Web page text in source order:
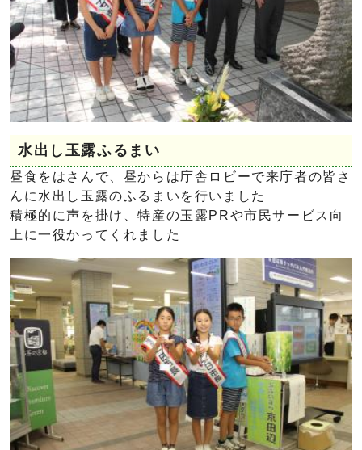
水出し玉露ふるまい
昼食をはさんで、昼からは庁舎ロビーで来庁者の皆さ
んに水出し玉露のふるまいを行いました
積極的に声を掛け、特産の玉露PRや市民サービス向
上に一役かってくれました